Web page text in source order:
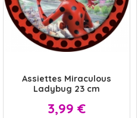
Assiettes Miraculous
Ladybug 23 cm
Prix
3,99 €